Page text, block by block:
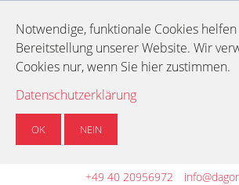
Notwendige, funktionale Cookies
Bereitstellung unserer Website. Wir
Cookies nur, wenn Sie hier zustimmen.
Datenschutzerklärung
OK NEIN
+49 40 20956972